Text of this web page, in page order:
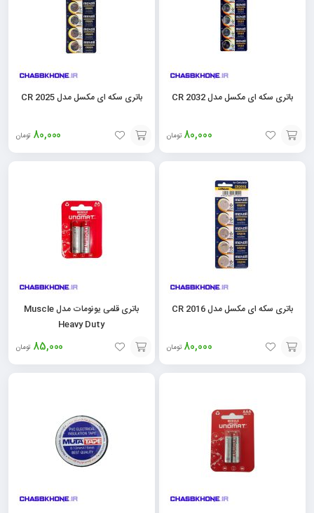
باتری سکه ای مکسل مدل CR 2032
80,000 تومان
افزودن
باتری سکه ای مکسل مدل CR 2025
80,000 تومان
افزودن
باتری سکه ای مکسل مدل CR 2016
80,000 تومان
افزودن
باتری قلمی یونومات مدل Muscle
Heavy Duty
85,000 تومان
افزودن